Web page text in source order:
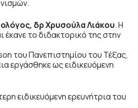
δρ Χρυσούλα Λιάκου. Η
έκανε το διδακτορικό της στην
του Πανεπιστημίου του Τέξας,
εργάσθηκε ως ειδικευόμενη
ειδικευόμενη ερευνήτρια του